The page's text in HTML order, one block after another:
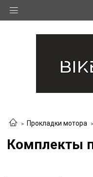
Прокладки мотора
Комплекты